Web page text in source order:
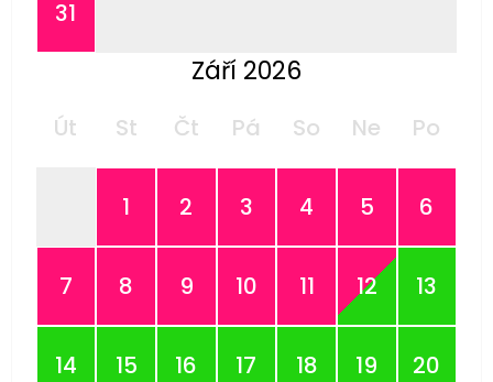
31
Září 2026
Út St Čt Pá So Ne Po
1 2 3 4 5 6
7 8 9 10 11 12 13
14 15 16 17 18 19 20